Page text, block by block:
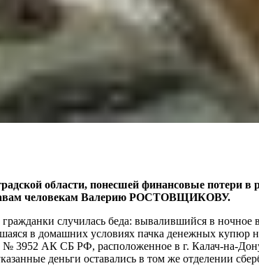
области, понесшей финансовые потери
человекам Валерию РОСТОВЩИКОВУ.
гражданки случилась беда: вывалившийся в
в домашних условиях пачка денежных
№ 3952 АК СБ РФ, расположенное в г. Калач-на-
деньги оставались в том же отделении